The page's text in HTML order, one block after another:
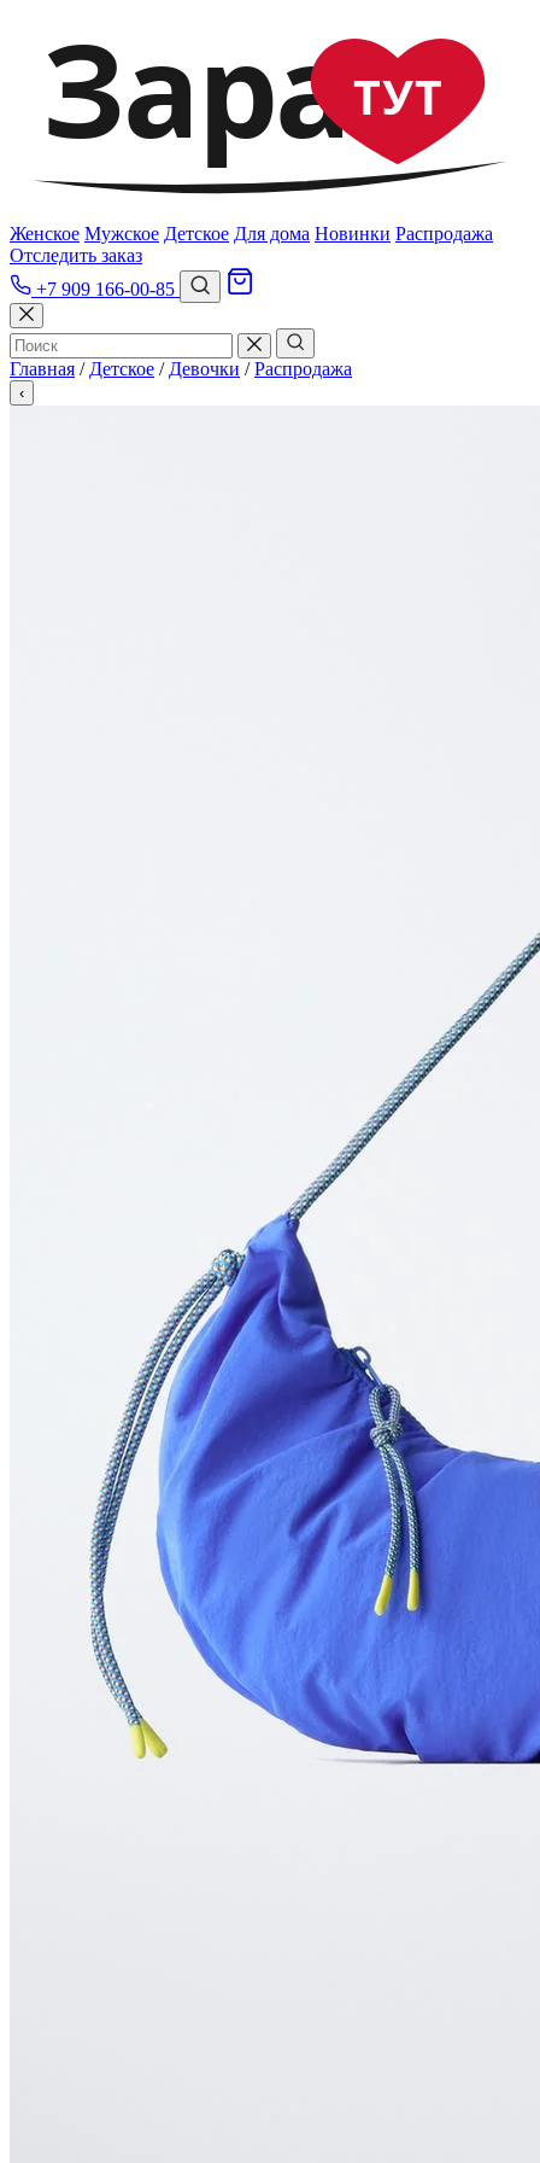
ЗараТУТ
Женское Мужское Детское Для дома Новинки Распродажа
Отследить заказ
+7 909 166-00-85
Главная / Детское / Девочки / Распродажа
‹